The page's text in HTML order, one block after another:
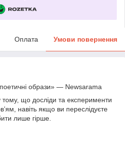
Оплата Умови повернення
образи» — Newsarama
тому, що досліди та експерименти
навіть якщо ви переслідуєте
лише гірше.